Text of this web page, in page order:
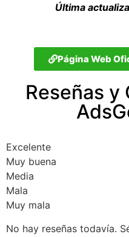
Última
Página Web
Reseñas y
Excelente
Muy buena
Media
Mala
Muy mala
No hay reseñas todavía.